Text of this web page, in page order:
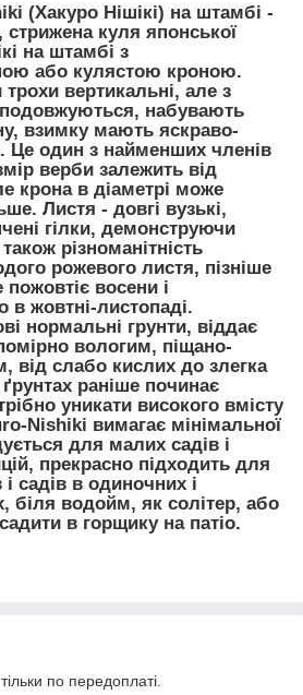
(Хакуро Нішікі) на штамбі -
куля японської
на штамбі з
або кулястою кроною.
трохи вертикальні, але з
набувають
взимку мають яскраво-
Це один з найменших членів
верби залежить від
крона в діаметрі може
Листя - довгі вузькі,
гілки, демонструючи
різноманітність
рожевого листя, пізніше
восени і
в жовтні-листопаді.
нормальні грунти, віддає
вологим, піщано-
від слабо кислих до злегка
раніше починає
уникати високого вмісту
Nishiki вимагає мінімальної
для малих садів і
прекрасно підходить для
садів в одиночних і
біля водойм, як солітер, або
в горщику на патіо.
по передоплаті.